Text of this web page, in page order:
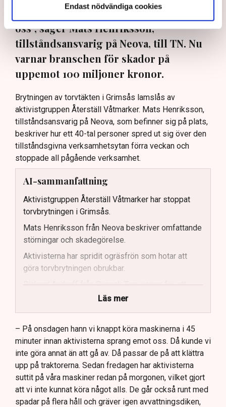
Endast nödvändiga cookies
ogräsfrön. ”Aktivisterna sprang emot
oss”, säger Mats Henriksson,
tillståndsansvarig på Neova, till TN. Nu
varnar branschen för skador på
uppemot 100 miljoner kronor.
Brytningen av torvtäkten i Grimsås lamslås av
aktivistgruppen Återställ Våtmarker. Mats Henriksson,
tillståndsansvarig på Neova, som befinner sig på plats,
beskriver hur ett 40-tal personer spred ut sig över den
tillståndsgivna verksamhetsytan förra veckan och
stoppade all pågående verksamhet.
AI-sammanfattning
Aktivistgruppen Återställ Våtmarker har stoppat
torvbrytningen i Grimsås.
Mats Henriksson från Neova beskriver omfattande
störningar och skadegörelse.
Aktivisterna har spridit ogräsfrön som hotar att
göra torvbrytningen obrukbar.
Rickard Axdorff från Svensk Torv varnar för ett
stort ekonomiskt sabotage.
Dialogpolisen på plats står maktlös inför
aktivisternas handlingar.
Frågor kvarstår om finansiering av illegal aktivism.
Läs mer
– På onsdagen hann vi knappt köra maskinerna i 45
minuter innan aktivisterna sprang emot oss. Då kunde vi
inte göra annat än att gå av. Då passar de på att klättra
upp på traktorerna. Sedan fredagen har aktivisterna
suttit på våra maskiner redan på morgonen, vilket gjort
att vi inte kunnat köra något alls. De går också runt med
spadar på flera håll och gräver igen avvattningsdiken,